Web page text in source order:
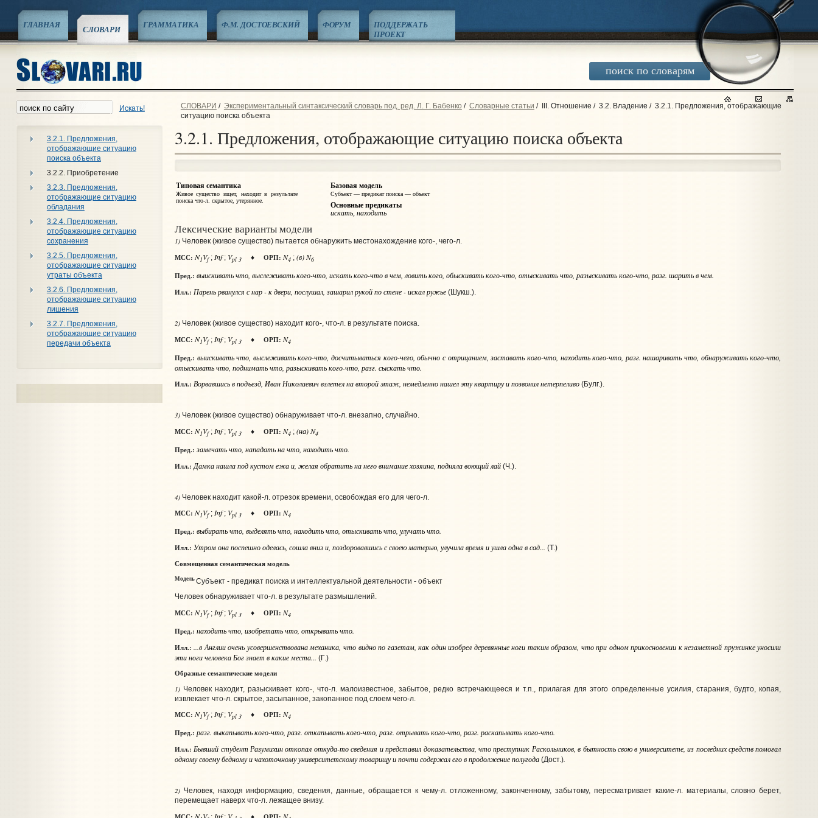
поиск по словарям
ГЛАВНАЯ СЛОВАРИ ГРАММАТИКА Ф.М. ДОСТОЕВСКИЙ ФОРУМ
ПОДДЕРЖАТЬ
ПРОЕКТ
Искать!
3.2.1. Предложения,
отображающие ситуацию
поиска объекта
3.2.2. Приобретение
3.2.3. Предложения,
отображающие ситуацию
обладания
3.2.4. Предложения,
отображающие ситуацию
сохранения
3.2.5. Предложения,
отображающие ситуацию
утраты объекта
3.2.6. Предложения,
отображающие ситуацию
лишения
3.2.7. Предложения,
отображающие ситуацию
передачи объекта
СЛОВАРИ / Экспериментальный синтаксический словарь под. ред. Л. Г. Бабенко / Словарные статьи / III. Отношение / 3.2. Владение / 3.2.1. Предложения, отображающие
ситуацию поиска объекта
3.2.1. Предложения, отображающие ситуацию поиска объекта
Типовая семантика
Живое существо ищет, находит в результате
поиска что‑л. скрытое, утерянное.
Базовая модель
Субъект — предикат поиска — объект
Основные предикаты
искать, находить
Лексические варианты модели
1) Человек (живое существо) пытается обнаружить местонахождение кого-, чего‑л.
МСС: N1Vf;Inf;Vpl 3 ♦ ОРП: N4;(в) N6
Пред.: выискиватьчто, выслеживатького-что, искатького-что в чем, ловитького, обыскиватького-что, отыскиватьчто, разыскиватького-что, разг. шаритьв чем.
Илл.: Парень рванулся с нар - к двери, послушал, зашарил рукой по стене - искал ружье(Шукш.).
2) Человек (живое существо) находит кого-, что‑л. в результате поиска.
МСС: N1Vf;Inf;Vpl 3 ♦ ОРП: N4
Пред.: выискиватьчто , выслеживатького-что , досчитываться кого-чего, обычно с отрицанием, заставать кого-что, находитького-что разг. нашариватьчто , обнаруживатького-что
отыскиватьчто, подниматьчто, разыскиватького-что, разг. сыскатьчто.
Илл.: Ворвавшись в подъезд, Иван Николаевич взлетел на второй этаж, немедленно нашел эту квартиру и позвонил нетерпеливо(Булг.).
3) Человек (живое существо) обнаруживает что‑л. внезапно, случайно.
МСС: N1Vf;Inf;Vpl 3 ♦ ОРП: N4;(на) N4
Пред.: замечатьчто, нападатьна что, находитьчто.
Илл.: Дамка нашла под кустом ежа и, желая обратить на него внимание хозяина, подняла воющий лай(Ч.).
4) Человек находит какой‑л. отрезок времени, освобождая его для чего‑л.
МСС: N1Vf;Inf;Vpl 3 ♦ ОРП: N4
Пред.: выбиратьчто, выделятьчто, находитьчто, отыскиватьчто, улучатьчто.
Илл.: Утром она поспешно оделась, сошла вниз и, поздоровавшись с своею матерью, улучила время и ушла одна в сад... (Т.)
Совмещенная семантическая модель
МодельСубъект - предикат поиска и интеллектуальной деятельности - объект
Человек обнаруживает что‑л. в результате размышлений.
МСС: N1Vf;Inf;Vpl 3 ♦ ОРП: N4
Пред.: находитьчто, изобретатьчто, открыватьчто.
Илл.: ...в Англии очень усовершенствована механика, что видно по газетам, как один изобрел деревянные ноги таким образом, что при одном прикосновении к незаметной пружинке уносили
эти ноги человека Бог знает в какие места... (Г.)
Образные семантические модели
1) Человек находит, разыскивает кого-, что‑л. малоизвестное, забытое, редко встречающееся и т.п., прилагая для этого определенные усилия, старания, будто, копая,
извлекает что‑л. скрытое, засыпанное, закопанное под слоем чего‑л.
МСС: N1Vf;Inf;Vpl 3 ♦ ОРП: N4
Пред.: разг. выкапыватького-что, разг. откапыватького-что, разг. отрыватького-что, разг. раскапыватького-что.
Илл.: Бывший студент Разумихин откопал откуда-то сведения и представил доказательства, что преступник Раскольников, в бытность свою в университете, из последних средств помогал
одному своему бедному и чахоточному университетскому товарищу и почти содержал его в продолжение полугода (Дост.).
2) Человек, находя информацию, сведения, данные, обращается к чему‑л. отложенному, законченному, забытому, пересматривает какие‑л. материалы, словно берет,
перемещает наверх что‑л. лежащее внизу.